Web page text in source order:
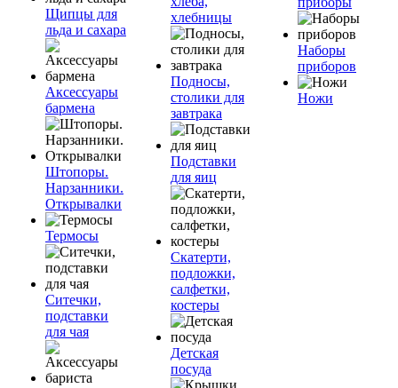
Щипцы для
льда и сахара
Аксессуары
бармена
Штопоры.
Нарзанники.
Открывалки
Термосы
Ситечки,
подставки
для чая
хлебницы
Подносы,
столики для
завтрака
Подставки
для яиц
Скатерти,
подложки,
салфетки,
костеры
Детская
посуда
Наборы
приборов
Ножи